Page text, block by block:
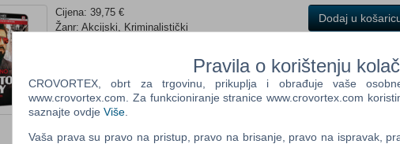
Cijena: 39,75 €
Žanr: Akcijski, Kriminalistički
(Po narudžbi)
Ocijeni
Prilagođeno za dob:
Dodaj u
Pravila o korištenju
CROVORTEX, obrt za trgovinu, prikuplja i obrađuje vaše
www.crovortex.com. Za funkcioniranje stranice www.crovortex.com
saznajte ovdje Više
Vaša prava su pravo na pristup, pravo na brisanje, pravo na ispravak,